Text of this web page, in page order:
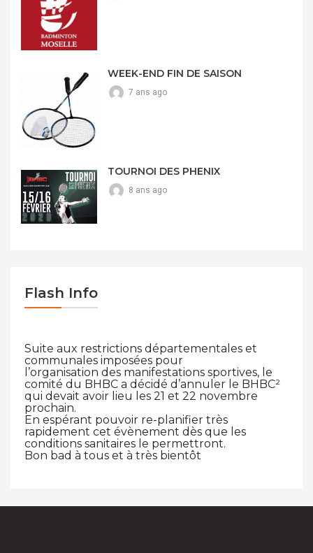
WEEK-END FIN DE SAISON
7 ans ago
TOURNOI DES PHENIX
8 ans ago
Flash Info
Suite aux restrictions départementales et
communales imposées pour
l’organisation des manifestations sportives, le
comité du BHBC a décidé d’annuler le BHBC²
qui devait avoir lieu les 21 et 22 novembre
prochain.
En espérant pouvoir re-planifier très
rapidement cet évènement dès que les
conditions sanitaires le permettront.
Bon bad à tous et à très bientôt